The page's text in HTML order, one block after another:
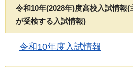
令和10年(2028年)度高校入試情報
が受検する入試情報)
令和10年度入試情報